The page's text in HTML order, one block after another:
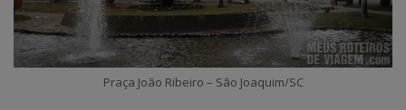
Praça João Ribeiro – São Joaquim/SC